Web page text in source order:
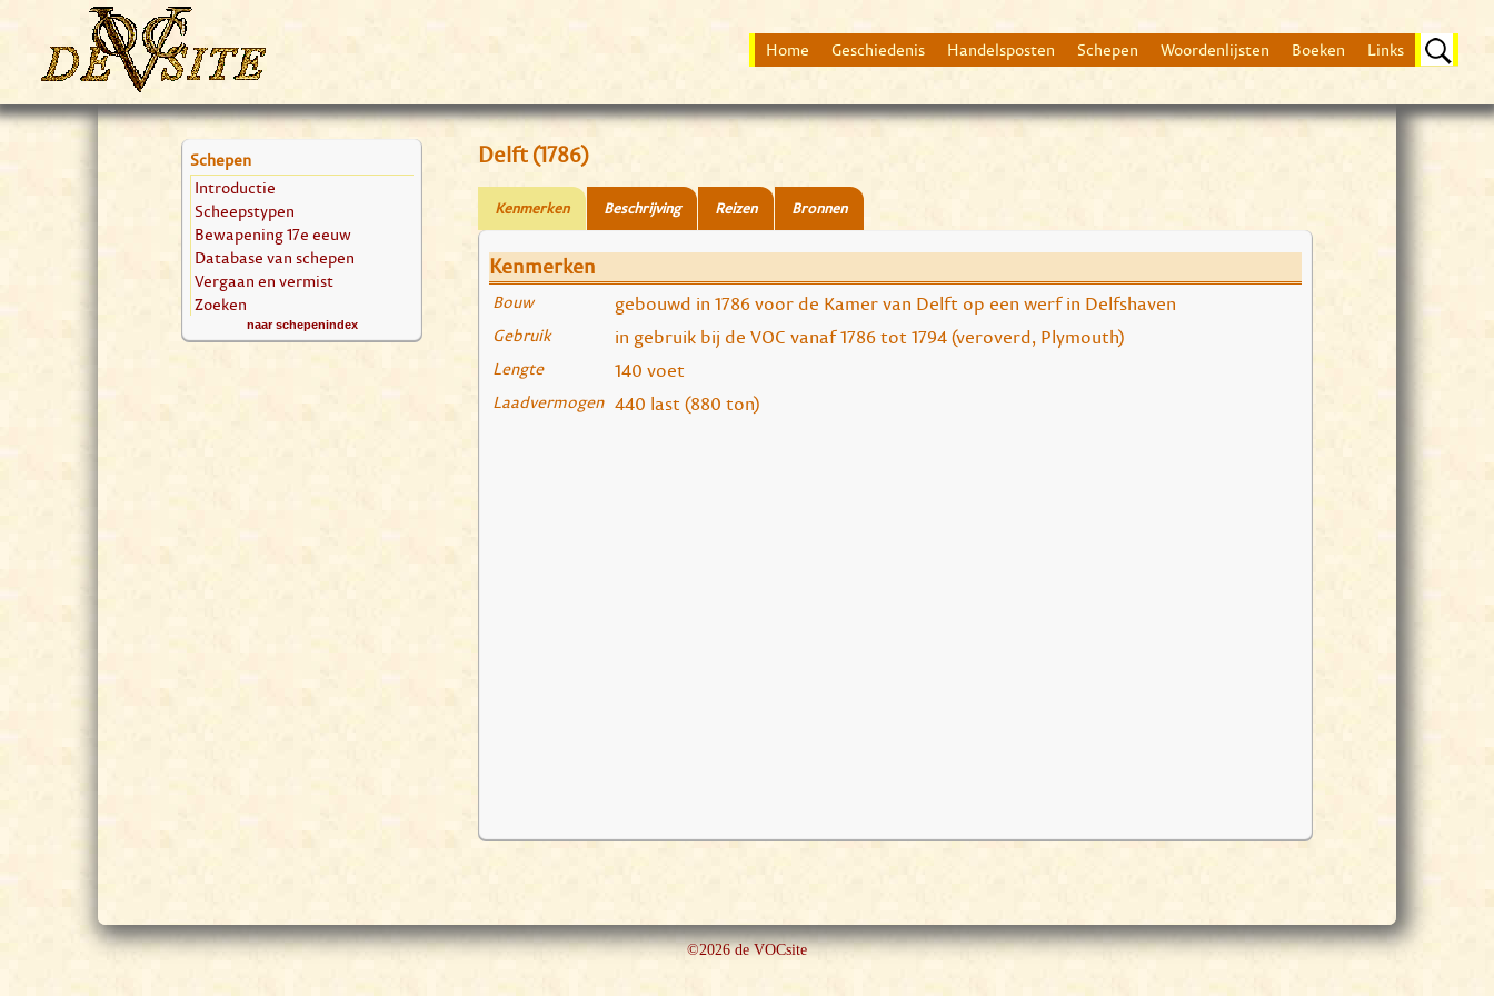
Home Geschiedenis Handelsposten Schepen Woordenlijsten Boeken Links
Schepen
Introductie
Scheepstypen
Bewapening 17e eeuw
Database van schepen
Vergaan en vermist
Zoeken
naar schepenindex
Delft (1786)
Kenmerken Beschrijving Reizen Bronnen
Kenmerken
Bouw gebouwd in 1786 voor de Kamer van Delft op een werf in Delfshaven
Gebruik in gebruik bij de VOC vanaf 1786 tot 1794 (veroverd, Plymouth)
Lengte 140 voet
Laadvermogen 440 last (880 ton)
©2026 de VOCsite